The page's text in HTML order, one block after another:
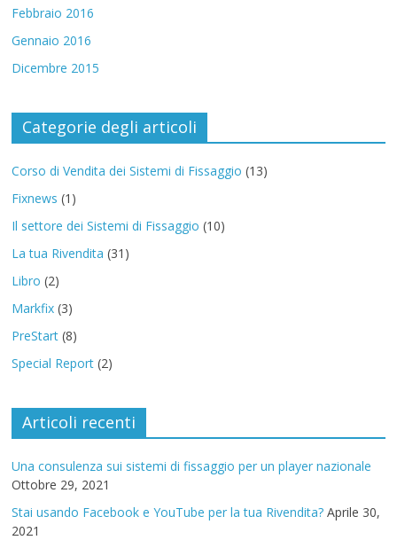
Febbraio 2016
Gennaio 2016
Dicembre 2015
Categorie degli articoli
Corso di Vendita dei Sistemi di Fissaggio (13)
Fixnews (1)
Il settore dei Sistemi di Fissaggio (10)
La tua Rivendita (31)
Libro (2)
Markfix (3)
PreStart (8)
Special Report (2)
Articoli recenti
Una consulenza sui sistemi di fissaggio per un player nazionale
Ottobre 29, 2021
Stai usando Facebook e YouTube per la tua Rivendita? Aprile 30,
2021